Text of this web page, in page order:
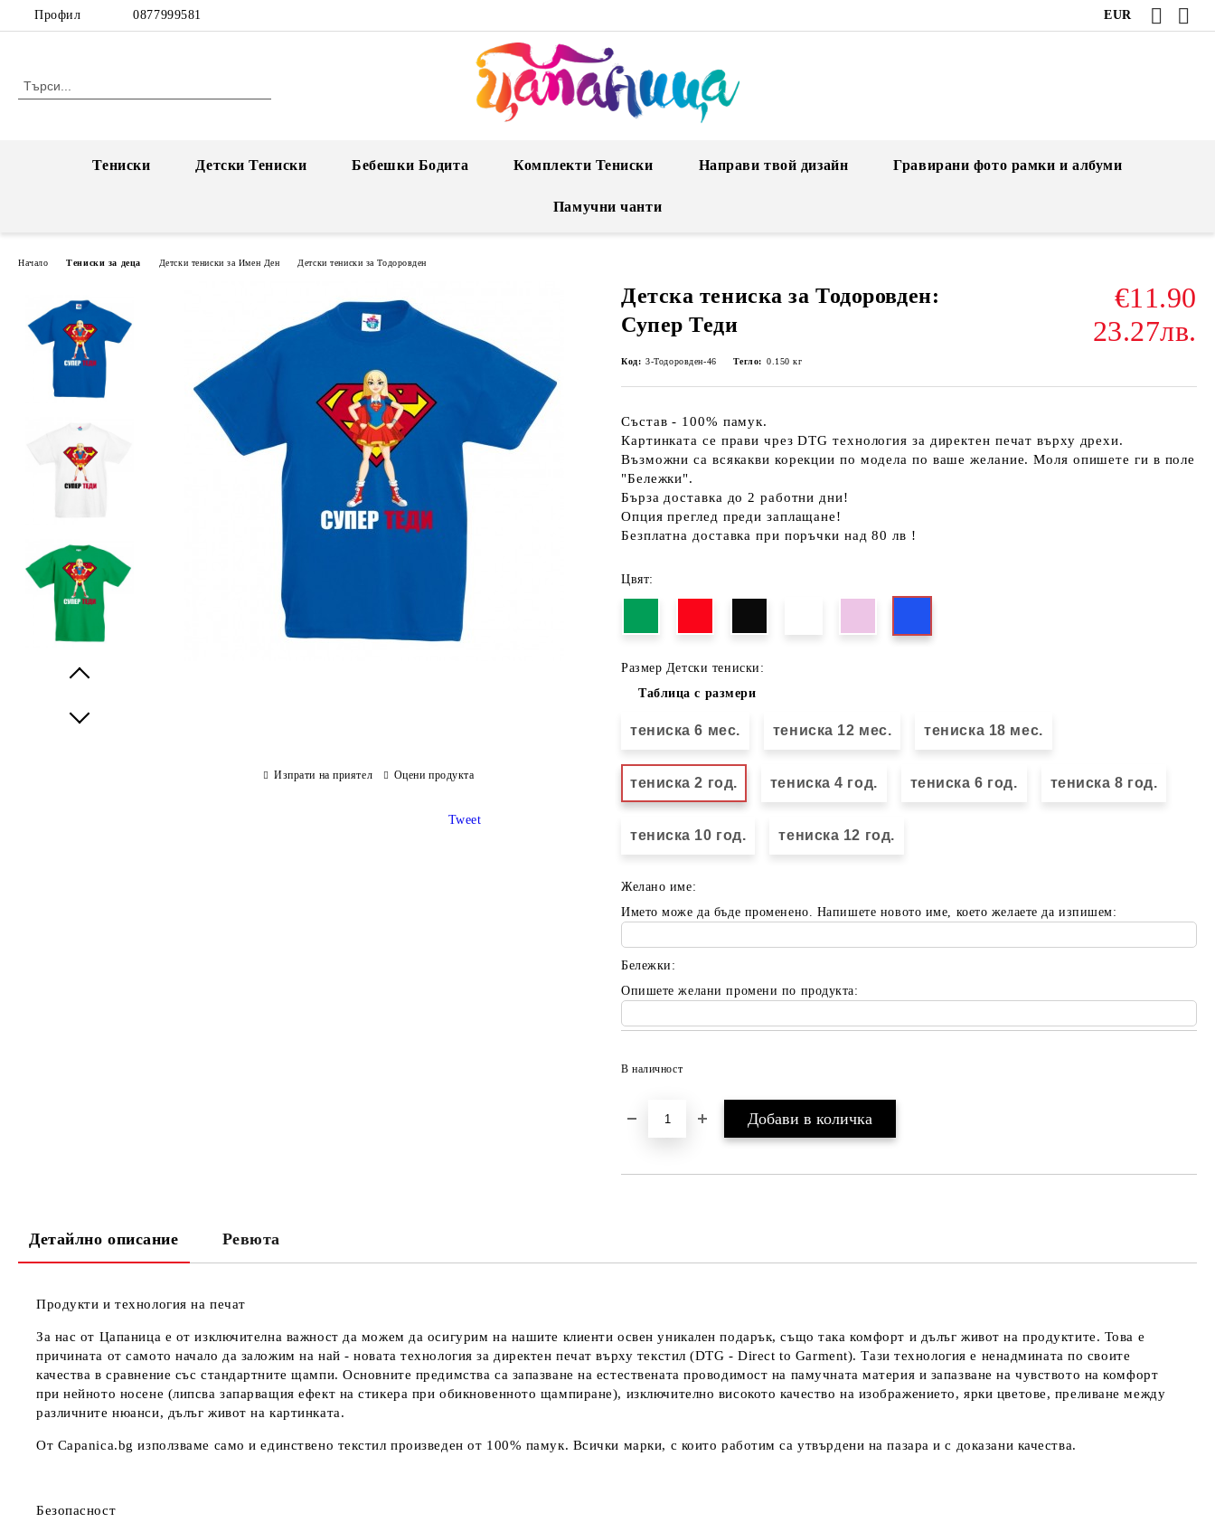
Профил 0877999581 EUR
Тениски Детски Тениски Бебешки Бодита Комплекти Тениски Направи твой дизайн Гравирани фото рамки и албуми
Памучни чанти
Начало Тениски за деца Детски тениски за Имен Ден Детски тениски за Тодоровден
Детска тениска за Тодоровден:
Супер Теди
€11.90
23.27лв.
Код: 3-Тодоровден-46 Тегло: 0.150 кг
Състав - 100% памук.
Картинката се прави чрез DTG технология за директен печат върху дрехи.
Възможни са всякакви корекции по модела по ваше желание. Моля опишете ги в поле
"Бележки".
Бърза доставка до 2 работни дни!
Опция преглед преди заплащане!
Безплатна доставка при поръчки над 80 лв !
Цвят:
Размер Детски тениски:
Таблица с размери
тениска 6 мес. тениска 12 мес. тениска 18 мес.
тениска 2 год. тениска 4 год. тениска 6 год. тениска 8 год.
тениска 10 год. тениска 12 год.
Желано име:
Името може да бъде променено. Напишете новото име, което желаете да изпишем:
Бележки:
Опишете желани промени по продукта:
В наличност
Изпрати на приятел Оцени продукта
Tweet
Детайлно описание Ревюта
Продукти и технология на печат
За нас от Цапаница е от изключителна важност да можем да осигурим на нашите клиенти освен уникален подарък, също така комфорт и дълъг живот на продуктите. Това е
причината от самото начало да заложим на най - новата технология за директен печат върху текстил (DTG - Direct to Garment). Тази технология е ненадмината по своите
качества в сравнение със стандартните щампи. Основните предимства са запазване на естествената проводимост на памучната материя и запазване на чувството на комфорт
при нейното носене (липсва запарващия ефект на стикера при обикновенното щампиране), изключително високото качество на изображението, ярки цветове, преливане между
различните нюанси, дълъг живот на картинката.
От Capanica.bg използваме само и единствено текстил произведен от 100% памук. Всички марки, с които работим са утвърдени на пазара и с доказани качества.
Безопасност